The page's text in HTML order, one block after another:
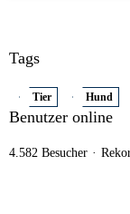
Tags
Tier Hund
Benutzer online
4.582 Besucher